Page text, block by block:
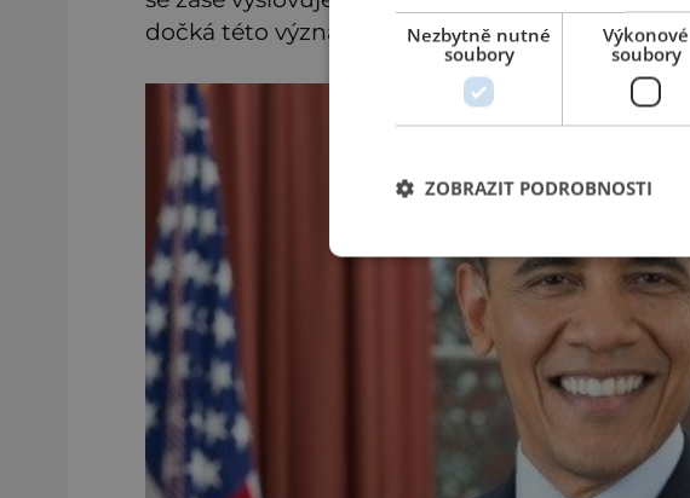
dočká této významné pocty, je prozatím nejasné.
Nezbytně nutné
soubory
Výkonové
soubory
ZOBRAZIT PODROBNOSTI